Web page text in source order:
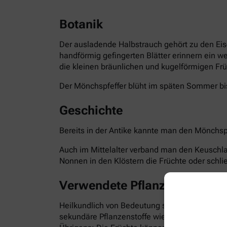
Botanik
Der ausladende Halbstrauch gehört zu den
handförmig gefingerten Blätter erinnern ein
die kleinen bräunlichen und kugelförmigen
Der Mönchspfeffer blüht im späten Sommer
Geschichte
Bereits in der Antike kannte man den
Auch im Mittelalter verband man den
Nonnen in den Klöstern die Früchte oder
Verwendete Pflanzenteile
Heilkundlich von Bedeutung sind die reifen
sekundäre Pflanzenstoffe wie Flavonoide,